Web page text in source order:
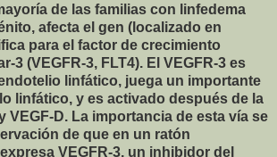
de las familias con linfedema
afecta el gen (localizado en
para el factor de crecimiento
3 (VEGFR-3, FLT4). El VEGFR-3 es
linfático, juega un importante
linfático, y es activado después de la
VEGF-D. La importancia de esta vía se
de que en un ratón
VEGFR-3, un inhibidor del